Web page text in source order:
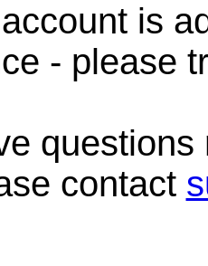
is
- please
contact